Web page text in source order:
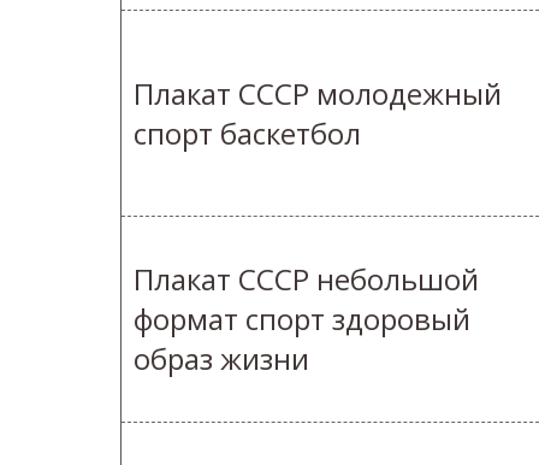
Плакат СССР молодежный
спорт баскетбол
Плакат СССР небольшой
формат спорт здоровый
образ жизни